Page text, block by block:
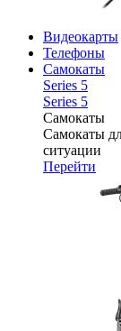
Видеокарты
Телефоны
Самокаты
Series 5
Series 5
Самокаты
Самокаты
ситуации
Перейти